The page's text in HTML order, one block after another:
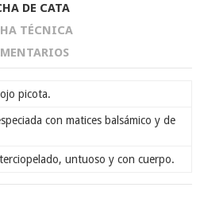
DE CATA
TÉCNICA
picota.
con matices balsámico y de
untuoso y con cuerpo.